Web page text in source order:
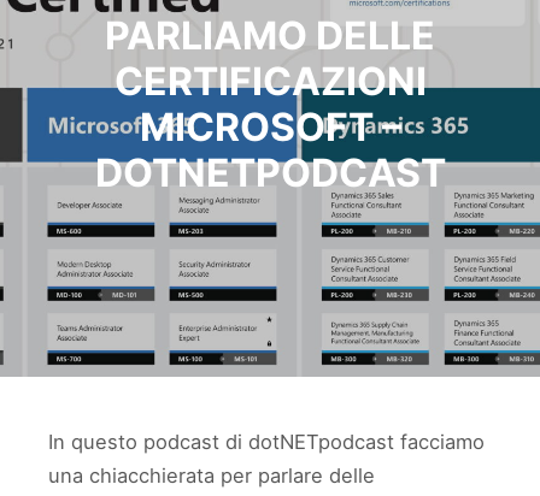
PARLIAMO DELLE
CERTIFICAZIONI
MICROSOFT –
DOTNETPODCAST
In questo podcast di dotNETpodcast facciamo
una chiacchierata per parlare delle